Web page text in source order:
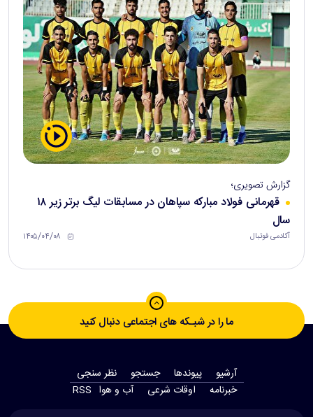
گزارش تصویری؛
قهرمانی فولاد مبارکه سپاهان در مسابقات لیگ برتر زیر ۱۸
سال
آکادمی فوتبال ۱۴۰۵/۰۴/۰۸
ما را در شبـکه های اجتماعی دنبال کنید
آرشیو پیوندها جستجو
نظر سنجی
‫خبرنامه‬
اوقات شرعی آب و هوا RSS